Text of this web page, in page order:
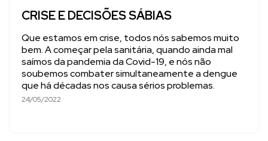
CRISE E DECISÕES SÁBIAS
Que estamos em crise, todos nós sabemos muito
bem. A começar pela sanitária, quando ainda mal
saímos da pandemia da Covid-19, e nós não
soubemos combater simultaneamente a dengue
que há décadas nos causa sérios problemas.
24/05/2022